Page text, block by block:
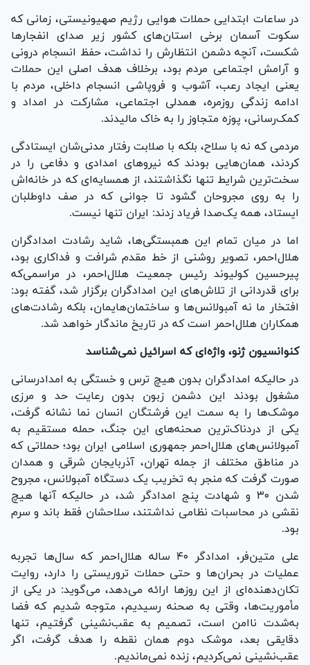
در ساعات ابتدایی حملات هوایی رژیم صهیونیستی، زمانی که
سکوت آسمان برخی استان‌های کشور زیر صدای انفجار‌ها
شکست، آنچه دشمن انتظارش را نداشت، حفظ انسجام درونی
و آرامش اجتماعی مردم بود، برخلاف هدف اصلی این حملات
یعنی ایجاد رعب، آشوب و فروپاشی انسجام داخلی، مردم با
ادامه زندگی روزمره، همدلی اجتماعی، مشارکت در امداد و
کمک‌رسانی، پوزه متجاوز را به خاک مالیدند.
مردمی که نه با سلاح، بلکه با صلابت رفتار مدنی‌شان ایستادگی
کردند، همان‌هایی بودند که نیرو‌های امدادی و دفاعی را در
سخت‌ترین شرایط تنها نگذاشتند، از همسایه‌ای که در خانه‌اش
را به روی مجروحان گشود تا جوانی که در صف داوطلبان
ایستاد، همه یک‌صدا فریاد زدند: ایران تنها نیست.
اما در میان تمام این همبستگی‌ها، شاید رشادت امدادگران
هلال‌احمر، تصویر روشنی از خط مقدم شرافت و فداکاری بود،
پیرحسین کولیوند رئیس جمعیت هلال‌احمر، در مراسمی‌که
برای قدردانی از تلاش‌های این امدادگران برگزار شد، گفته بود:
افتخار ما نه آمبولانس‌ها و ساختمان‌هایمان، بلکه رشادت‌های
همکاران هلال‌احمر است که در تاریخ ماندگار خواهد شد.
کنوانسیون ژنو، واژه‌ای که اسرائیل نمی‌شناسد
در حالیکه امدادگران بدون هیچ ترس و خستگی به امدادرسانی
مشغول بودند این دشمن زبون بدون رعایت حد و مرزی
موشک‌ها را به سمت این فرشتگان انسان نما نشانه گرفت،
یکی از دردناک‌ترین صحنه‌های این جنگ، حمله مستقیم به
آمبولانس‌های هلال‌احمر جمهوری اسلامی ایران بود؛ حملاتی که
در مناطق مختلف از جمله تهران، آذربایجان شرقی و همدان
صورت گرفت که منجر به تخریب یک دستگاه آمبولانس، مجروح
شدن ۳۰ و شهادت پنج امدادگر شد، در حالیکه آنها هیچ
نقشی در محاسبات نظامی نداشتند، سلاحشان فقط باند و سرم
بود.
علی متین‌فر، امدادگر ۴۰ ساله هلال‌احمر که سال‌ها تجربه
عملیات در بحران‌ها و حتی حملات تروریستی را دارد، روایت
تکان‌دهنده‌ای از این روز‌ها ارائه می‌دهد، می‌گوید: در یکی از
مأموریت‌ها، وقتی به صحنه رسیدیم، متوجه شدیم که فضا
به‌شدت ناامن است، تصمیم به عقب‌نشینی گرفتیم، تنها
دقایقی بعد، موشک دوم همان نقطه را هدف گرفت، اگر
عقب‌نشینی نمی‌کردیم، زنده نمی‌ماندیم.